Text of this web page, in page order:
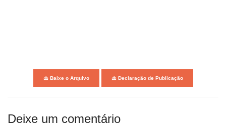
Baixe o Arquivo Declaração de Publicação
Deixe um comentário